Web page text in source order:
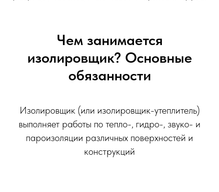
Чем занимается
изолировщик? Основные
обязанности
Изолировщик (или изолировщик-утеплитель)
выполняет работы по тепло-, гидро-, звуко- и
пароизоляции различных поверхностей и
конструкций